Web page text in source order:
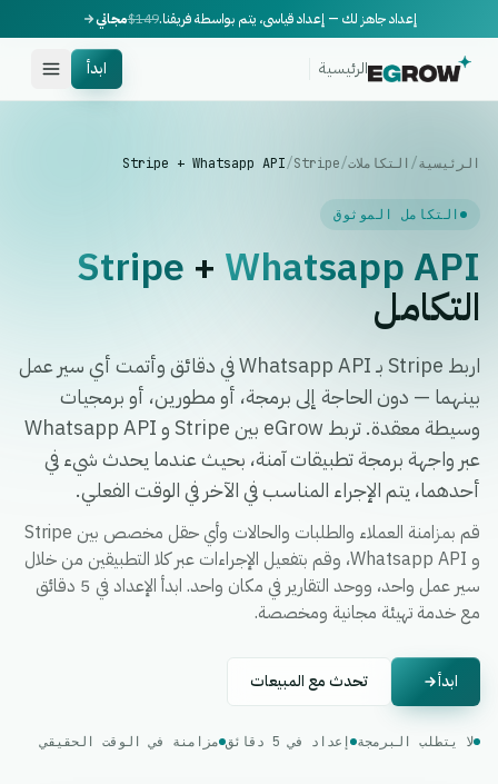
إعداد جاهز لك — إعداد قياسي، يتم بواسطة فريقنا.$149مجاني
الرئيسية ابدأ
الرئيسية/ التكاملات/
Stripe
/
Stripe + Whatsapp API
التكامل الموثوق
Stripe + Whatsapp API
التكامل
اربط Stripe بـ Whatsapp API في دقائق وأتمت أي سير عمل
بينهما — دون الحاجة إلى برمجة، أو مطورين، أو برمجيات
وسيطة معقدة. تربط eGrow بين Stripe و Whatsapp API
عبر واجهة برمجة تطبيقات آمنة، بحيث عندما يحدث شيء في
أحدهما، يتم الإجراء المناسب في الآخر في الوقت الفعلي.
قم بمزامنة العملاء والطلبات والحالات وأي حقل مخصص بين Stripe
و Whatsapp API، وقم بتفعيل الإجراءات عبر كلا التطبيقين من خلال
سير عمل واحد، ووحد التقارير في مكان واحد. ابدأ الإعداد في 5 دقائق
مع خدمة تهيئة مجانية ومخصصة.
ابدأ تحدث مع المبيعات
لا يتطلب البرمجة إعداد في 5 دقائق مزامنة في الوقت الحقيقي